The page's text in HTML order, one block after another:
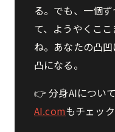
る。でも、一個
て、ようやくこ
ね。あなたの凸
凸になる。
👉 分身AIについ
AI.comもチェッ